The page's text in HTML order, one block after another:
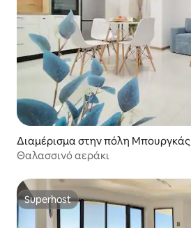
Διαμέρισμα στην πόλη Μπουργκάς
Θαλασσινό αεράκι
Superhost
Superhost